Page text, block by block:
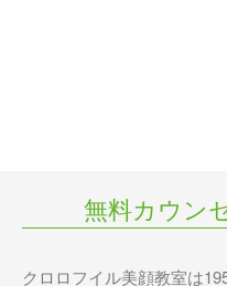
無料カウン
クロロフイル美顔教室は